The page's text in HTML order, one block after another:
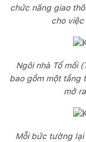
chức năng giao
cho
Ngôi nhà Tổ mối
bao gồm một tầng
mở
Mỗi bức tường